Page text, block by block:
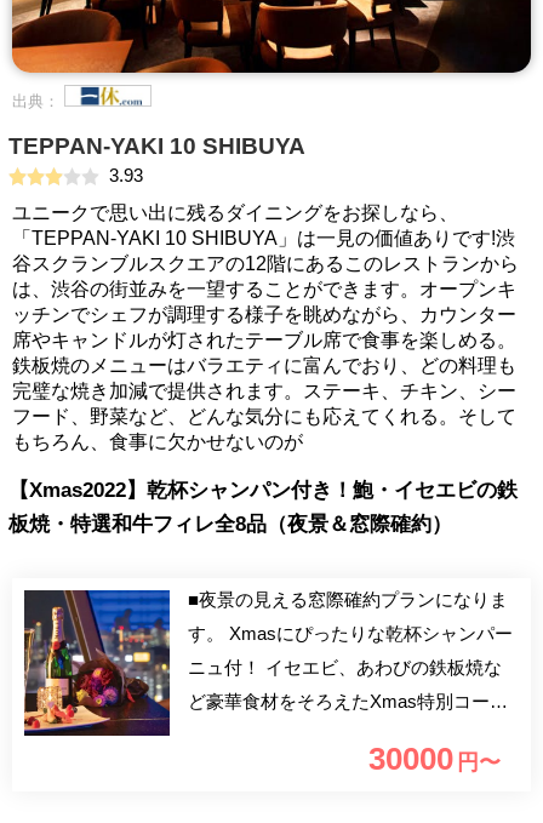
出典：
TEPPAN-YAKI 10 SHIBUYA
3.93
ユニークで思い出に残るダイニングをお探しなら、
「TEPPAN-YAKI 10 SHIBUYA」は一見の価値ありです!渋
谷スクランブルスクエアの12階にあるこのレストランから
は、渋谷の街並みを一望することができます。オープンキ
ッチンでシェフが調理する様子を眺めながら、カウンター
席やキャンドルが灯されたテーブル席で食事を楽しめる。
鉄板焼のメニューはバラエティに富んでおり、どの料理も
完璧な焼き加減で提供されます。ステーキ、チキン、シー
フード、野菜など、どんな気分にも応えてくれる。そして
もちろん、食事に欠かせないのが
【Xmas2022】乾杯シャンパン付き！鮑・イセエビの鉄
板焼・特選和牛フィレ全8品（夜景＆窓際確約）
■夜景の見える窓際確約プランになりま
す。 Xmasにぴったりな乾杯シャンパー
ニュ付！ イセエビ、あわびの鉄板焼な
ど豪華食材をそろえたXmas特別コース
クな鉄板焼をゆったりとお楽しみくださ
30000 円〜